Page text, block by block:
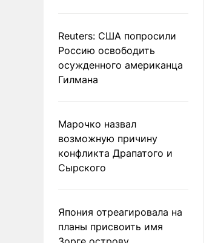
Reuters: США попросили
Россию освободить
осужденного американца
Гилмана
Марочко назвал
возможную причину
конфликта Драпатого и
Сырского
Япония отреагировала на
планы присвоить имя